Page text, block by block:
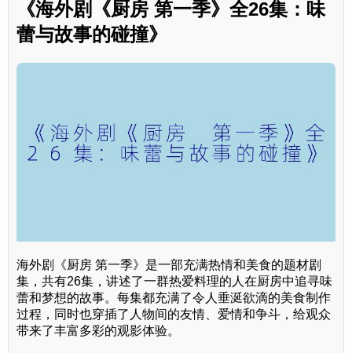
《海外剧《厨房 第一季》全26集：味
蕾与故事的碰撞》
海外剧《厨房 第一季》是一部充满热情和美食的题材剧
集，共有26集，讲述了一群热爱料理的人在厨房中追寻味
蕾和梦想的故事。每集都充满了令人垂涎欲滴的美食制作
过程，同时也穿插了人物间的友情、爱情和争斗，给观众
带来了丰富多彩的观影体验。